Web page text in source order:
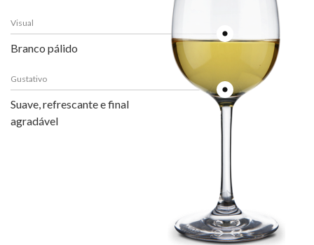
Visual
Branco pálido
Gustativo
Suave, refrescante e final
agradável